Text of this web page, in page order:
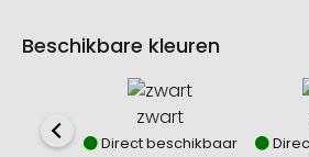
Beschikbare kleuren
zwart
Direct beschikbaar